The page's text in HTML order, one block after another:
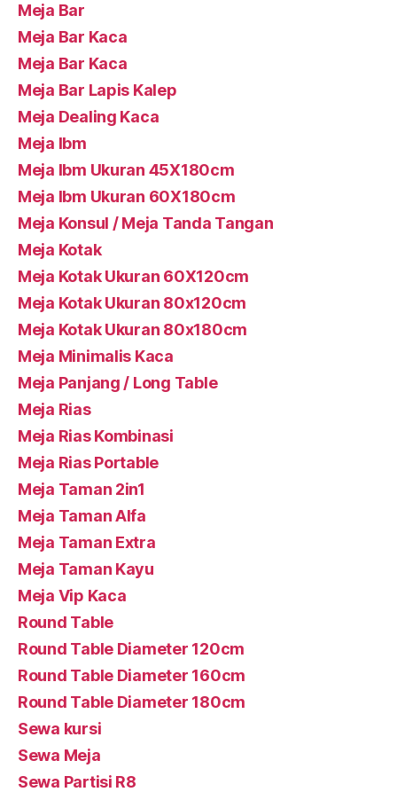
Meja Bar
Meja Bar Kaca
Meja Bar Kaca
Meja Bar Lapis Kalep
Meja Dealing Kaca
Meja Ibm
Meja Ibm Ukuran 45X180cm
Meja Ibm Ukuran 60X180cm
Meja Konsul / Meja Tanda Tangan
Meja Kotak
Meja Kotak Ukuran 60X120cm
Meja Kotak Ukuran 80x120cm
Meja Kotak Ukuran 80x180cm
Meja Minimalis Kaca
Meja Panjang / Long Table
Meja Rias
Meja Rias Kombinasi
Meja Rias Portable
Meja Taman 2in1
Meja Taman Alfa
Meja Taman Extra
Meja Taman Kayu
Meja Vip Kaca
Round Table
Round Table Diameter 120cm
Round Table Diameter 160cm
Round Table Diameter 180cm
Sewa kursi
Sewa Meja
Sewa Partisi R8